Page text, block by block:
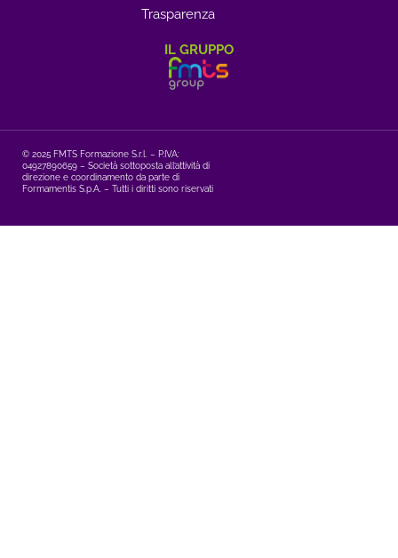
Trasparenza
IL GRUPPO
© 2025 FMTS Formazione S.r.l. – P.IVA:
04927890659 – Società sottoposta all’attività di
direzione e coordinamento da parte di
Formamentis S.p.A. – Tutti i diritti sono riservati